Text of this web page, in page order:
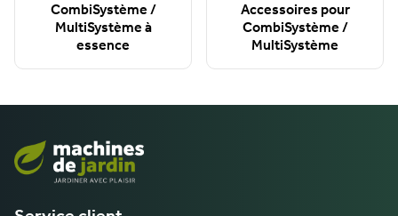
CombiSystème /
MultiSystème à
essence
Accessoires pour
CombiSystème /
MultiSystème